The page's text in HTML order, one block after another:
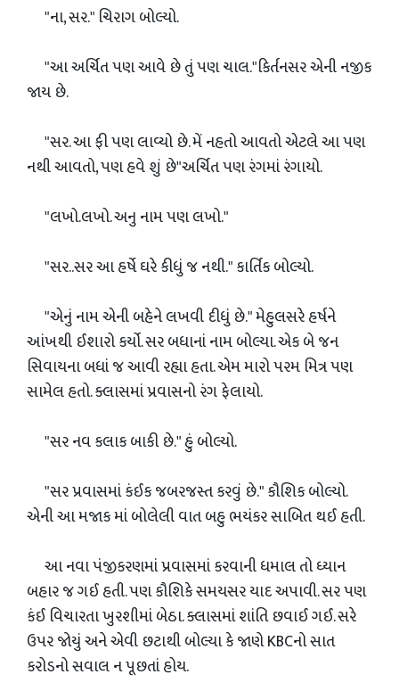
"ના, સર." ચિરાગ બોલ્યો.
"આ અર્ચિત પણ આવે છે તું પણ ચાલ."કિર્તનસર એની નજીક
જાય છે.
"સર. આ ફી પણ લાવ્યો છે. મેં નહતો આવતો એટલે આ પણ
નથી આવતો, પણ હવે શું છે"અર્ચિત પણ રંગમાં રંગાયો.
"લખો.લખો. અનુ નામ પણ લખો."
"સર..સર આ હર્ષે ઘરે કીધું જ નથી." કાર્તિક બોલ્યો.
"એનું નામ એની બહેને લખવી દીધું છે." મેહુલસરે હર્ષને
આંખથી ઈશારો કર્યો. સર બધાનાં નામ બોલ્યા. એક બે જન
સિવાયના બધાં જ આવી રહ્યા હતા. એમ મારો પરમ મિત્ર પણ
સામેલ હતો. ક્લાસમાં પ્રવાસનો રંગ ફેલાયો.
"સર નવ કલાક બાકી છે." હું બોલ્યો.
"સર પ્રવાસમાં કંઈક જબરજસ્ત કરવું છે." કૌશિક બોલ્યો.
એની આ મજાક માં બોલેલી વાત બહુ ભયંકર સાબિત થઈ હતી.
આ નવા પંજીકરણમાં પ્રવાસમાં કરવાની ધમાલ તો ધ્યાન
બહાર જ ગઈ હતી. પણ કૌશિકે સમયસર યાદ અપાવી. સર પણ
કંઈ વિચારતા ખુરશીમાં બેઠા. ક્લાસમાં શાંતિ છવાઈ ગઈ. સરે
ઉપર જોયું અને એવી છટાથી બોલ્યા કે જાણે KBCનો સાત
કરોડનો સવાલ ન પૂછતાં હોય.